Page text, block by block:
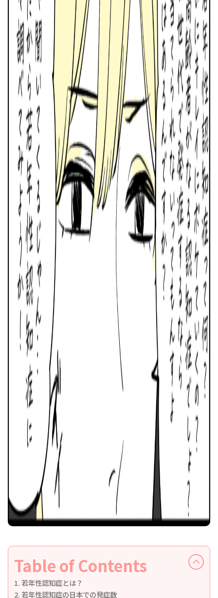
Table of Contents
若年性認知症とは？
若年性認知症の日本での発症数